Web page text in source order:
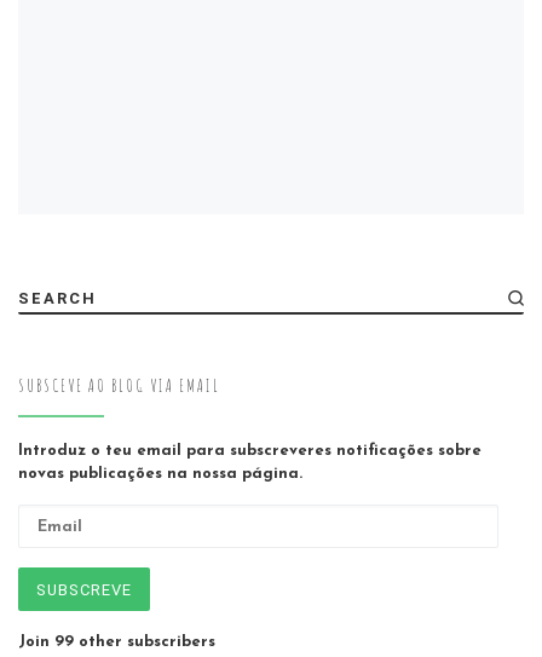
SEARCH
SUBSCEVE AO BLOG VIA EMAIL
Introduz o teu email para subscreveres notificações sobre
novas publicações na nossa página.
SUBSCREVE
Join 99 other subscribers